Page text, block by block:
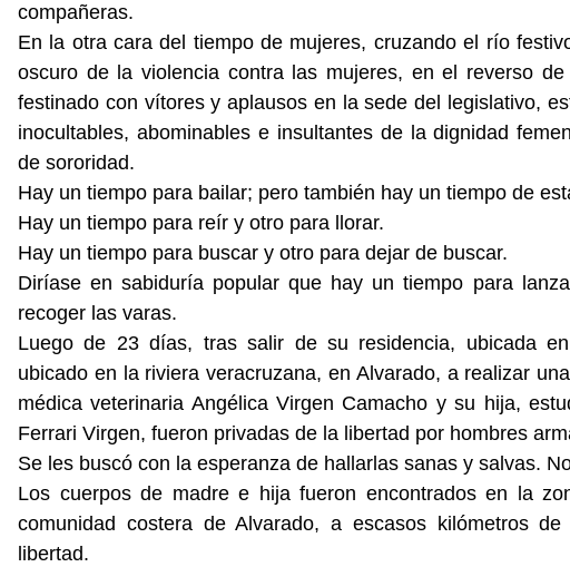
compañeras.
En la otra cara del tiempo de mujeres, cruzando el río
oscuro de la violencia contra las mujeres, en el reverso
festinado con vítores y aplausos en la sede del legislativo,
inocultables, abominables e insultantes de la dignidad
de sororidad.
Hay un tiempo para bailar; pero también hay un tiempo de
Hay un tiempo para reír y otro para llorar.
Hay un tiempo para buscar y otro para dejar de buscar.
Diríase en sabiduría popular que hay un tiempo para
recoger las varas.
Luego de 23 días, tras salir de su residencia, ubicada
ubicado en la riviera veracruzana, en Alvarado, a realizar
médica veterinaria Angélica Virgen Camacho y su hija,
Ferrari Virgen, fueron privadas de la libertad por hombres
Se les buscó con la esperanza de hallarlas sanas y salvas.
Los cuerpos de madre e hija fueron encontrados en la
comunidad costera de Alvarado, a escasos kilómetros
libertad.